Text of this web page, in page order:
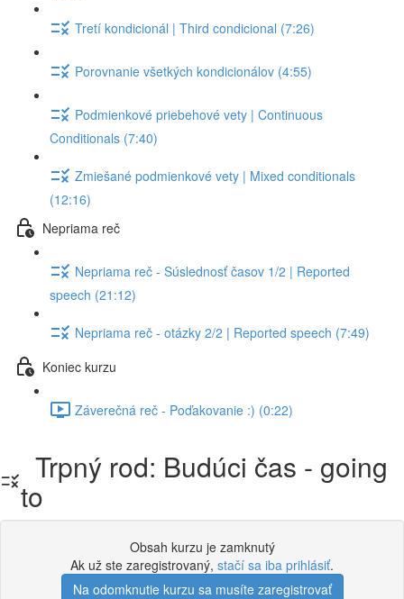
Tretí kondicionál | Third condicional (7:26)
Porovnanie všetkých kondicionálov (4:55)
Podmienkové priebehové vety | Continuous
Conditionals (7:40)
Zmiešané podmienkové vety | Mixed conditionals
(12:16)
Nepriama reč
Nepriama reč - Súslednosť časov 1/2 | Reported
speech (21:12)
Nepriama reč - otázky 2/2 | Reported speech (7:49)
Koniec kurzu
Záverečná reč - Poďakovanie :) (0:22)
Trpný rod: Budúci čas - going
to
Obsah kurzu je zamknutý
Ak už ste zaregistrovaný, stačí sa iba prihlásiť.
Na odomknutie kurzu sa musíte zaregistrovať